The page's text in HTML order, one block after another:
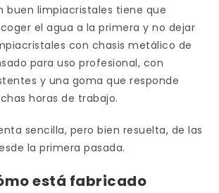
buen limpiacristales tiene que
el agua a la primera y no dejar
con chasis metálico de
para uso profesional, con
y una goma que responde
horas de trabajo.
sencilla, pero bien resuelta, de las
la primera pasada.
está fabricado